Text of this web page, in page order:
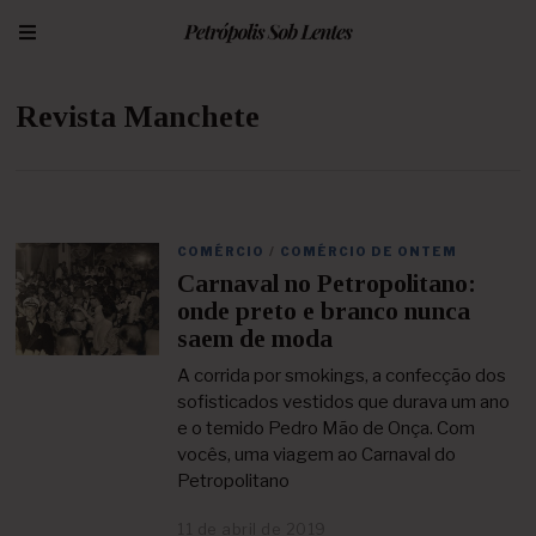
Revista Manchete
COMÉRCIO / COMÉRCIO DE ONTEM
Carnaval no Petropolitano:
onde preto e branco nunca
saem de moda
A corrida por smokings, a confecção dos
sofisticados vestidos que durava um ano
e o temido Pedro Mão de Onça. Com
vocês, uma viagem ao Carnaval do
Petropolitano